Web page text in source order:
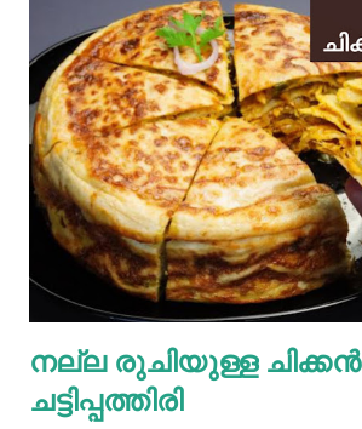
നല്ല രുചിയുള്ള ചിക്കൻ
ചട്ടിപ്പത്തിരി